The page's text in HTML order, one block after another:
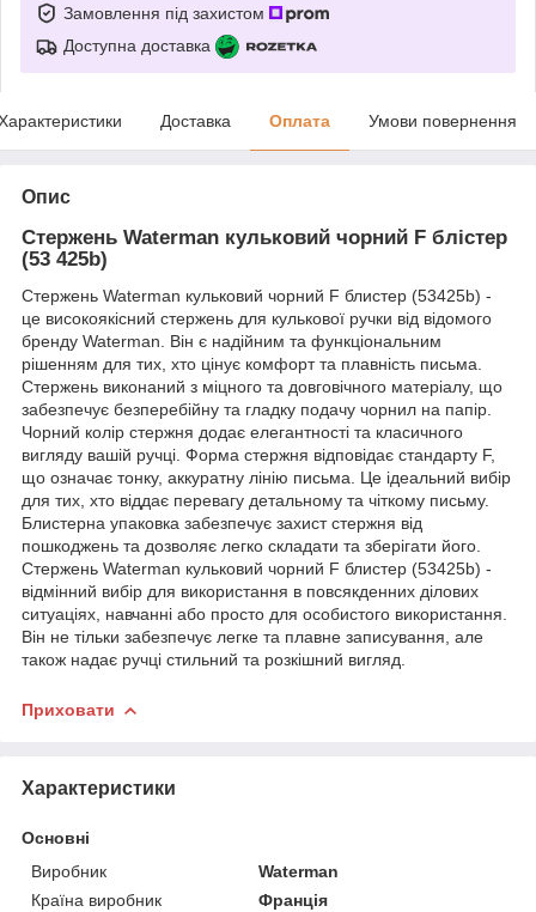
Замовлення під захистом
Доступна доставка
Доставка Оплата Умови повернення
Опис
Стержень Waterman кульковий чорний F блістер
(53 425b)
Стержень Waterman кульковий чорний F блистер (53425b) -
це високоякісний стержень для кулькової ручки від відомого
бренду Waterman. Він є надійним та функціональним
рішенням для тих, хто цінує комфорт та плавність письма.
Стержень виконаний з міцного та довговічного матеріалу, що
забезпечує безперебійну та гладку подачу чорнил на папір.
Чорний колір стержня додає елегантності та класичного
вигляду вашій ручці. Форма стержня відповідає стандарту F,
що означає тонку, аккуратну лінію письма. Це ідеальний вибір
для тих, хто віддає перевагу детальному та чіткому письму.
Блистерна упаковка забезпечує захист стержня від
пошкоджень та дозволяє легко складати та зберігати його.
Стержень Waterman кульковий чорний F блистер (53425b) -
відмінний вибір для використання в повсякденних ділових
ситуаціях, навчанні або просто для особистого використання.
Він не тільки забезпечує легке та плавне записування, але
також надає ручці стильний та розкішний вигляд.
Приховати
Характеристики
Основні
Виробник
Waterman
Країна виробник
Франція